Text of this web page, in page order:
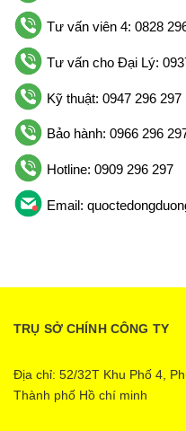
Tư vấn viên 4: 0828
Tư vấn cho Đại Lý:
Kỹ thuật: 0947 296 297
Bảo hành: 0966 296
Hotline: 0909 296 297
Email:
TRỤ SỞ CHÍNH CÔNG TY
Địa chỉ: 52/32T Khu Phố 4,
Thành phố Hồ chí minh